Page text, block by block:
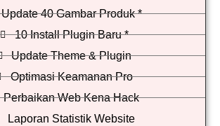
Update 40 Gambar Produk *
10 Install Plugin Baru *
Update Theme & Plugin
Optimasi Keamanan Pro
Perbaikan Web Kena Hack
Laporan Statistik Website